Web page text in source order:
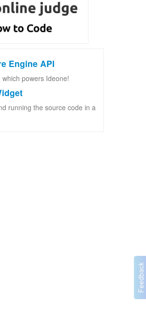
Engine API
powers Ideone!
running the source code in a